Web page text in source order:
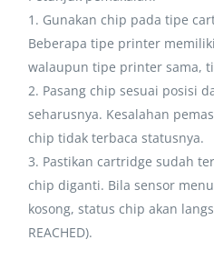
1. Gunakan chip pada tipe
Beberapa tipe printer
walaupun tipe printer sama,
2. Pasang chip sesuai posisi
seharusnya. Kesalahan
chip tidak terbaca statusnya.
3. Pastikan cartridge sudah
chip diganti. Bila sensor
kosong, status chip akan
REACHED).